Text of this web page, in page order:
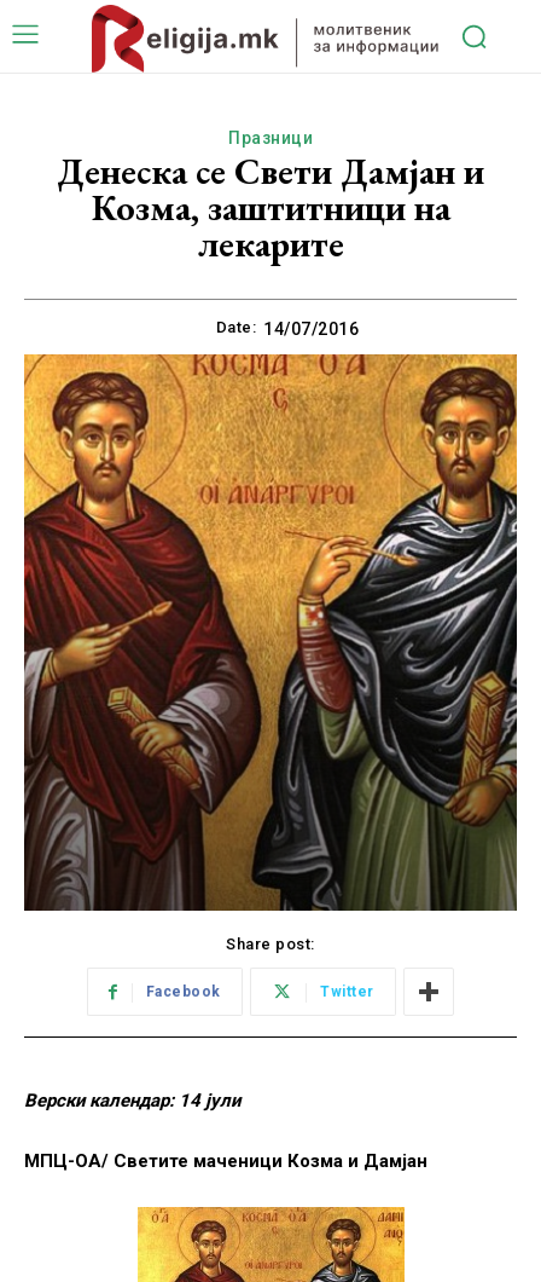
Празници
Денеска се Свети Дамјан и
Козма, заштитници на
лекарите
Date: 14/07/2016
Share post:
Facebook Twitter
Верски календар: 14 јули
МПЦ-ОА/ Светите маченици Козма и Дамјан